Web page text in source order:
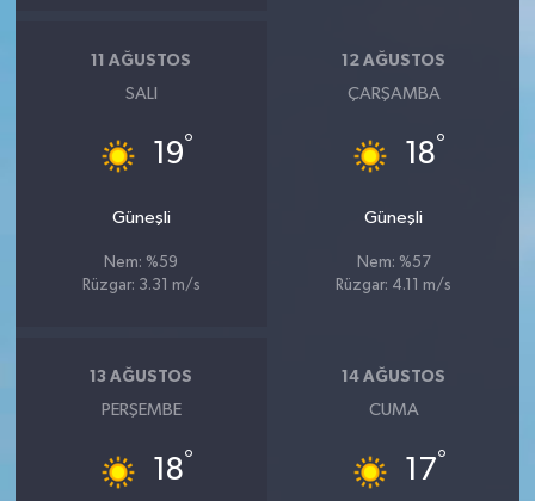
11 AĞUSTOS
SALI
19°
Güneşli
Nem: %59
Rüzgar: 3.31 m/s
12 AĞUSTOS
ÇARŞAMBA
18°
Güneşli
Nem: %57
Rüzgar: 4.11 m/s
13 AĞUSTOS
PERŞEMBE
18°
14 AĞUSTOS
CUMA
17°